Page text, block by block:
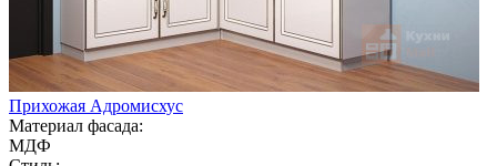
Прихожая Адромисхус
Материал фасада:
МДФ